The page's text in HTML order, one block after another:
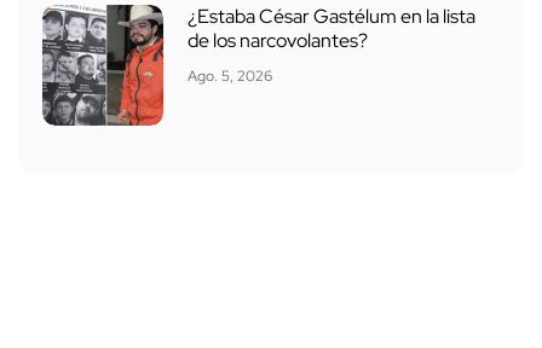
¿Estaba César Gastélum en la lista
de los narcovolantes?
Ago. 5, 2026